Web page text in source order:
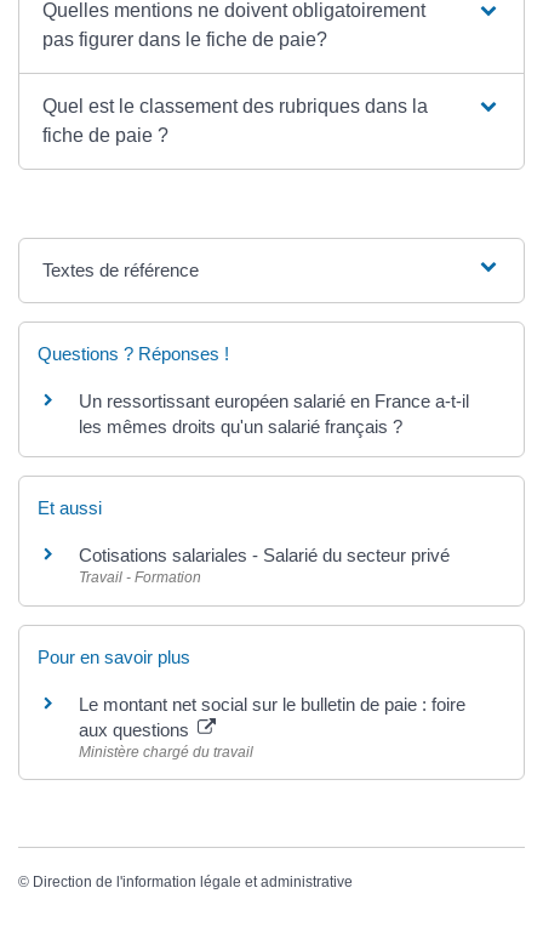
Quelles mentions ne doivent obligatoirement
pas figurer dans le fiche de paie?
Quel est le classement des rubriques dans la
fiche de paie ?
Textes de référence
Questions ? Réponses !
Un ressortissant européen salarié en France a-t-il
les mêmes droits qu'un salarié français ?
Et aussi
Cotisations salariales - Salarié du secteur privé
Travail - Formation
Pour en savoir plus
Le montant net social sur le bulletin de paie : foire
aux questions
Ministère chargé du travail
© Direction de l'information légale et administrative